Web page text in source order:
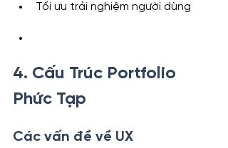
Tối ưu trải nghiệm người dùng
4. Cấu Trúc Portfolio
Phức Tạp
Các vấn đề về UX